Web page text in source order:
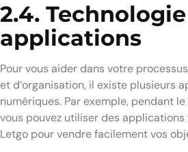
2.4.
applications
Pour vous aider dans votre
et d’organisation, il existe plusieurs
numériques. Par exemple, pendant
vous pouvez utiliser des
Letgo pour vendre facilement vos